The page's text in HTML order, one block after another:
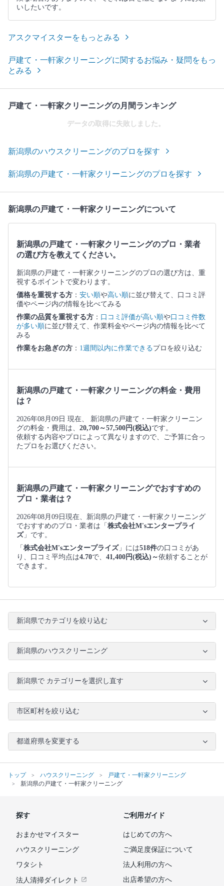
いしたいです。
アスクマイスターをもっとみる
戸建て・一軒家クリーニングに関するお悩み・疑問をもっ
とみる
戸建て・一軒家クリーニングの月間ランキング
データの取得に失敗しました。
新潟県のハウスクリーニングのプロを探す
新潟県の戸建て・一軒家クリーニングのプロを探す
新潟県の戸建て・一軒家クリーニングについて
新潟県の戸建て・一軒家クリーニングのプロ・業者
の選び方を教えてください。
新潟県の戸建て・一軒家クリーニングのプロの選び方は、重
視するポイントで変わります。
価格を重視する方 ： 安い順や高い順に並び替えて、口コミ評
価やページ内の情報を比べてみる
作業の品質を重視する方 ： 口コミ評価が高い順や口コミ件数
が多い順に並び替えて、作業料金やページ内の情報を比べて
みる
作業をお急ぎの方 ： 1週間以内に作業できるプロを絞り込む
新潟県の戸建て・一軒家クリーニングの料金・費用
は？
2026年08月09日 現在、 新潟県の戸建て・一軒家クリーニン
グの料金・費用は、 20,700～57,500円(税込)です。
依頼する内容やプロによって異なりますので、ご予算に合っ
たプロをお選びください。
新潟県の戸建て・一軒家クリーニングでおすすめの
プロ・業者は？
2026年08月09日現在、新潟県の戸建て・一軒家クリーニング
でおすすめのプロ・業者は「 株式会社M'sエンタープライ
ズ」です。
「 株式会社M'sエンタープライズ」には518件の口コミがあ
り、口コミ平均点は4.70で、 41,400円(税込)～依頼することが
できます。
新潟県でカテゴリを絞り込む
新潟県のハウスクリーニング
新潟県で カテゴリーを選択し直す
市区町村を絞り込む
都道府県を変更する
トップ ハウスクリーニング
戸建て・一軒家クリーニング
新潟県の戸建て・一軒家クリーニング
探す
おまかせマイスター
ハウスクリーニング
ワタシト
法人清掃ダイレクト
ご利用ガイド
はじめての方へ
ご満足度保証について
法人利用の方へ
出店希望の方へ